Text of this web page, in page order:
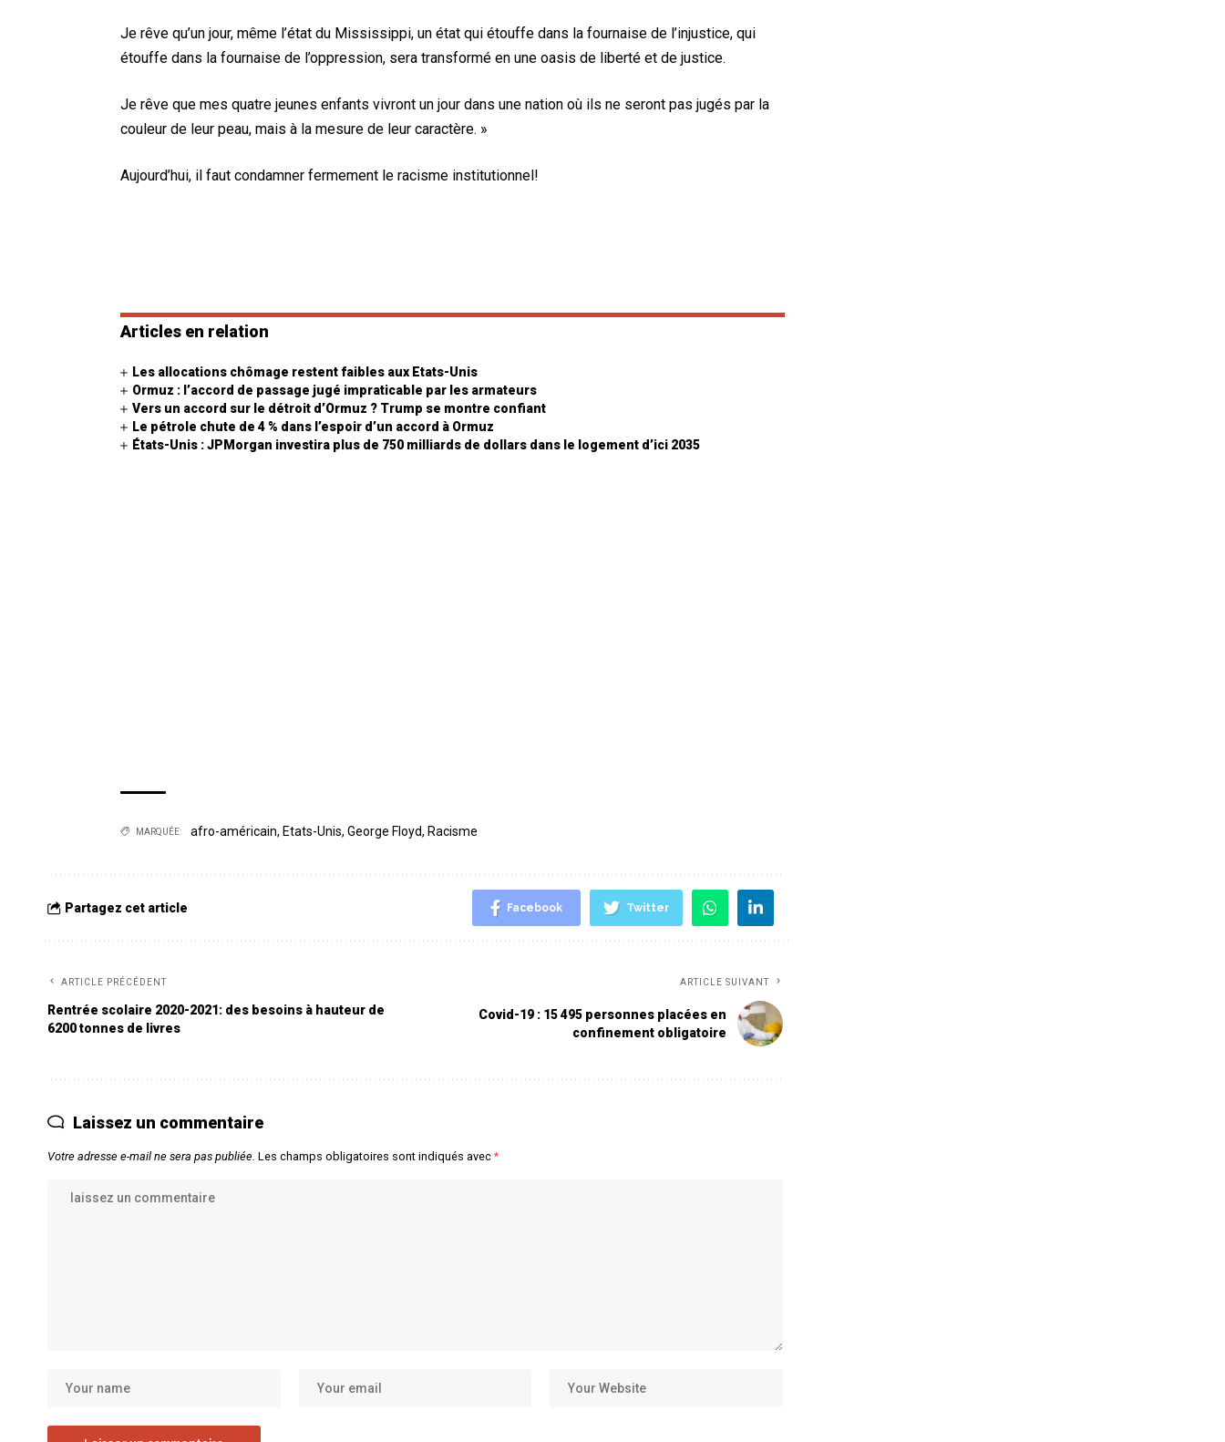
Je rêve qu’un jour, même l’état du Mississippi, un état qui étouffe dans la fournaise de l’injustice, qui
étouffe dans la fournaise de l’oppression, sera transformé en une oasis de liberté et de justice.
Je rêve que mes quatre jeunes enfants vivront un jour dans une nation où ils ne seront pas jugés par la
couleur de leur peau, mais à la mesure de leur caractère. »
Aujourd’hui, il faut condamner fermement le racisme institutionnel!
Articles en relation
Les allocations chômage restent faibles aux Etats-Unis
Ormuz : l’accord de passage jugé impraticable par les armateurs
Vers un accord sur le détroit d’Ormuz ? Trump se montre confiant
Le pétrole chute de 4 % dans l’espoir d’un accord à Ormuz
États-Unis : JPMorgan investira plus de 750 milliards de dollars dans le logement d’ici 2035
MARQUÉE: afro-américain, Etats-Unis, George Floyd, Racisme
Partagez cet article Facebook Twitter
ARTICLE PRÉCÉDENT
Rentrée scolaire 2020-2021: des besoins à hauteur de
6200 tonnes de livres
ARTICLE SUIVANT
Covid-19 : 15 495 personnes placées en
confinement obligatoire
Laissez un commentaire
Votre adresse e-mail ne sera pas publiée. Les champs obligatoires sont indiqués avec*